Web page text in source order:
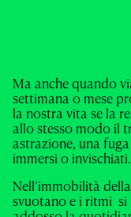
Ma anche quando
settimana o mese
la nostra vita se la
allo stesso modo il
astrazione, una
immersi o invischiati.
Nell’immobilità
svuotano e i ritmi